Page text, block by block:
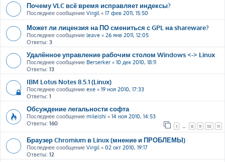
Почему VLC всё время исправляет индексы?
Последнее сообщение Virgil« 17 фев 2011, 15:50
Может ли лицензия на ПО смениться с GPL на shareware?
Последнее сообщение leave « 26 янв 2011, 12:05
Ответы: 3
Удалённое управление рабочим столом Windows <-> Linux
Последнее сообщение Berserker « 10 дек 2010, 18:11
Ответы: 13
IBM Lotus Notes 8.5.1 (Linux)
Последнее сообщение exe « 19 ноя 2010, 17:33
Ответы: 1
Обсуждение легальности софта
Последнее сообщение mileishi « 14 ноя 2010, 14:53
Ответы: 160 1 8 9 10 11
Браузер Chromium в Linux (мнение и ПРОБЛЕМЫ)
Последнее сообщение Virgil« 02 окт 2010, 19:17
Ответы: 12